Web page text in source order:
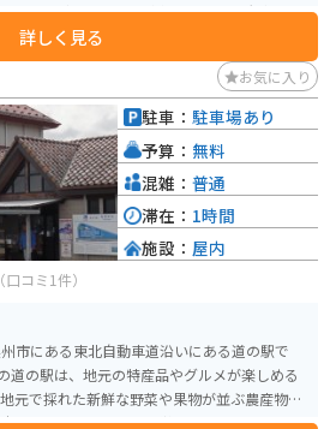
など、地元の味が楽しめます。 大東町
産地として知られており、道の駅でもそばを
産の「大東そば」は、香りが高くコシが強い
味わっていただきたい一品です。また、地元
を提供するレストランもあり、郷土料理を
最適です。周辺には、温泉やキャンプ場など
自然を満喫したい方にもおすすめです。 バ
場は広く、バイクも駐車しやすいので安心
走るワインディングロードで、景色も楽しめ
凍結の恐れがあるので注意が必要です。 大
は、岩手県指定天然記念物で樹齢約1,000年の
大東町の名産品としては、
こや山菜、雑穀なども有名です。地元の食
かな大東町で、地元の味
駅 だいとうでゆっくりと休憩してみてはいか
詳しく見る
お気に入り
（口コミ1件）
市にある東北自動車道沿いにある道の駅で
道の駅は、地元の特産品やグルメが楽しめる
のひとつです。旬の味覚を味わえるとあっ
駐車： 駐車場あり
予算： 無料
混雑： 普通
滞在： 1時間
施設： 屋内